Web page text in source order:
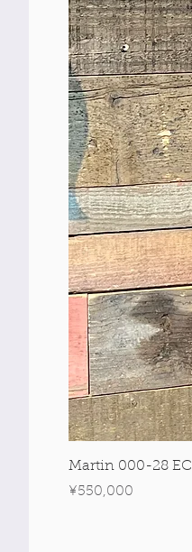
Martin 000-28 EC
Price
¥550,000